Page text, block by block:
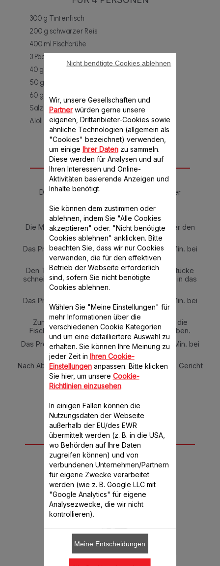
300 g Tintenfisch
200 g schwarzer Reis
400 ml Fischbrühe
3 Päckchen Sepia-Tinte
40 g gehackte Paprika
50 g Öl
60 g gehackte Zwiebeln
Salz und Pfeffer
Aioli
Anleitung
Die Paprika und Zwiebeln in das Gefäß der
Auf Stufe 7 für 10 Sek. zerkleinern.
Die Maschine öffnen und den Rühraufsatz über den
Klingen anbringen.
Das Programm „Slow Cook“ auf Stufe 1 für 7 Min. bei
100°C einstellen.
Den Tintenfisch mit einem Messer in kleine Stücke
schneiden und diese durch die Deckelöffnung in das
Gefäß geben.
Das Programm „Slow Cook“ auf Stufe 1 für 7 Min. bei
100°C einstellen.
Zum Schluss den Reis, die Sepia-Tinte und die
Fischbrühe durch die Deckelöffnung dazugeben.
Das Programm „Slow Cook“ auf Stufe 1 für 20 Min. bei
100°C einstellen.
Nach Abschluss des vorigen Programms ist das Gericht
servierfertig.
Für dieses Rezept
benötigen Sie
ClickChef HF456
Wir, unsere Gesellschaften und
Partnerwürden gerne unsere
eigenen, Drittanbieter-Cookies sowie
ähnliche Technologien (allgemein als
"Cookies" bezeichnet) verwenden,
um einige Ihrer Datenzu sammeln.
Diese werden für Analysen und auf
Ihren Interessen und Online-
Aktivitäten basierende Anzeigen und
Inhalte benötigt.
Sie können dem zustimmen oder
ablehnen, indem Sie "Alle Cookies
akzeptieren" oder. "Nicht benötigte
Cookies ablehnen" anklicken. Bitte
beachten Sie, dass wir nur Cookies
verwenden, die für den effektiven
Betrieb der Webseite erforderlich
sind, sofern Sie nicht benötigte
Cookies ablehnen.
Wählen Sie "Meine Einstellungen" für
mehr Informationen über die
verschiedenen Cookie Kategorien
und um eine detailliertere Auswahl zu
erhalten. Sie können Ihre Meinung zu
jeder Zeit in Ihren Cookie-
Einstellungenanpassen. Bitte klicken
Sie hier, um unsere Cookie-
Richtlinien einzusehen.
In einigen Fällen können die
Nutzungsdaten der Webseite
außerhalb der EU/des EWR
übermittelt werden (z. B. in die USA,
wo Behörden auf Ihre Daten
zugreifen können) und von
verbundenen Unternehmen/Partnern
für eigene Zwecke verarbeitet
werden (wie z. B. Google LLC mit
"Google Analytics" für eigene
Analysezwecke, die wir nicht
kontrollieren).
Nicht benötigte Cookies ablehnen
Meine Entscheidungen